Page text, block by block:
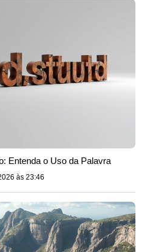
Entenda o Uso da Palavra
às 23:46